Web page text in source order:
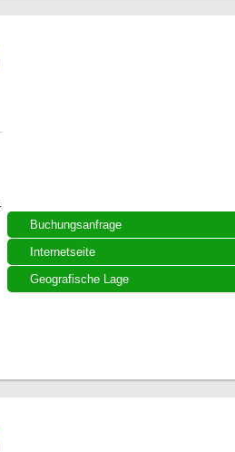
Buchungsanfrage
Internetseite
Geografische Lage